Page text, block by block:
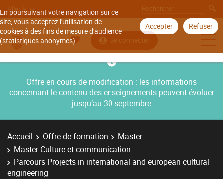
En poursuivant votre navigation sur ce
site, vous acceptez l'utilisation de
cookies à des fins de mesure d'audience
(statistiques anonymes).
Accepter Refuser
Aller à
Se connecter
Offre en cours de modification : les informations
concernant le contenu des enseignements peuvent évoluer
jusqu’au 30 septembre
Accueil Offre de formation
Master
Master Culture et communication
Parcours Projects in international and european cultural
engineering